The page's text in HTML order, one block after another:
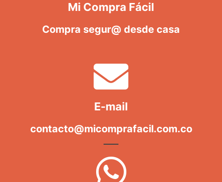
Mi Compra Fácil
Compra segur@ desde casa
E-mail
contacto@micomprafacil.com.co